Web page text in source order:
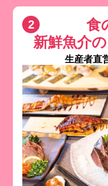
食
新鮮魚介
生産者直